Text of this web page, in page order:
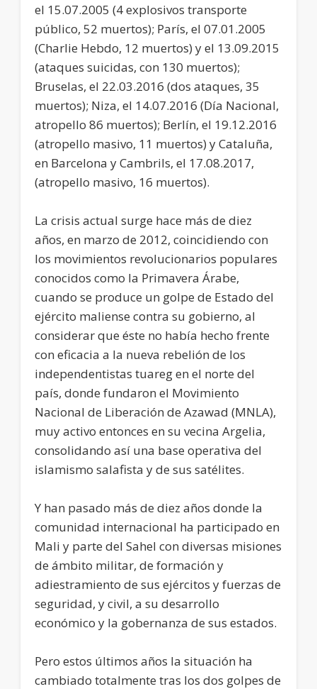
el 15.07.2005 (4 explosivos transporte
público, 52 muertos); París, el 07.01.2005
(Charlie Hebdo, 12 muertos) y el 13.09.2015
(ataques suicidas, con 130 muertos);
Bruselas, el 22.03.2016 (dos ataques, 35
muertos); Niza, el 14.07.2016 (Día Nacional,
atropello 86 muertos); Berlín, el 19.12.2016
(atropello masivo, 11 muertos) y Cataluña,
en Barcelona y Cambrils, el 17.08.2017,
(atropello masivo, 16 muertos).
La crisis actual surge hace más de diez
años, en marzo de 2012, coincidiendo con
los movimientos revolucionarios populares
conocidos como la Primavera Árabe,
cuando se produce un golpe de Estado del
ejército maliense contra su gobierno, al
considerar que éste no había hecho frente
con eficacia a la nueva rebelión de los
independentistas tuareg en el norte del
país, donde fundaron el Movimiento
Nacional de Liberación de Azawad (MNLA),
muy activo entonces en su vecina Argelia,
consolidando así una base operativa del
islamismo salafista y de sus satélites.
Y han pasado más de diez años donde la
comunidad internacional ha participado en
Mali y parte del Sahel con diversas misiones
de ámbito militar, de formación y
adiestramiento de sus ejércitos y fuerzas de
seguridad, y civil, a su desarrollo
económico y la gobernanza de sus estados.
Pero estos últimos años la situación ha
cambiado totalmente tras los dos golpes de